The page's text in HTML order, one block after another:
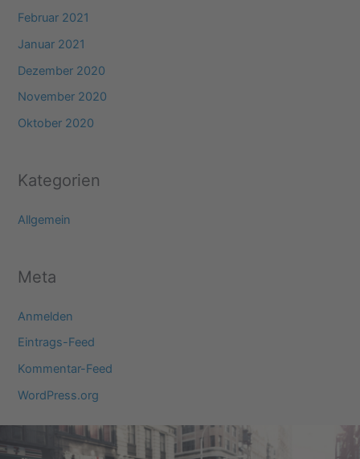
Februar 2021
Januar 2021
Dezember 2020
November 2020
Oktober 2020
Kategorien
Allgemein
Meta
Anmelden
Eintrags-Feed
Kommentar-Feed
WordPress.org